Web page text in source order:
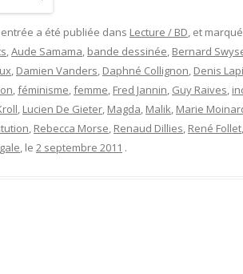
entrée a été publiée dans Lecture / BD, et
,Aude Samama, bande dessinée, Bernard
, Damien Vanders, Daphné Collignon, Denis
,féminisme,femme, Fred Jannin, Guy Raives,
, Lucien De Gieter, Magda, Malik, Marie
, Rebecca Morse, Renaud Dillies, René Follet,
, le 2 septembre 2011 .